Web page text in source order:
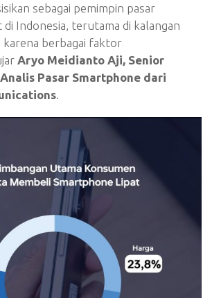
sebagai pemimpin pasar
Indonesia, terutama di kalangan
karena berbagai faktor
Aryo Meidianto Aji, Senior
Pasar Smartphone dari
.